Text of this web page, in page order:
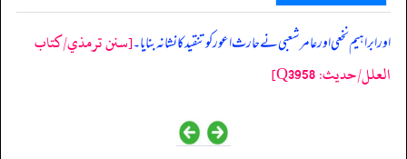
‏‏‏‏ اور ابراہیم نخعی اور عامر شعبی نے حارث اعور کو تنقید کا نشانہ بنایا۔[سنن ترمذي/کتاب
العلل/حدیث: Q3958]